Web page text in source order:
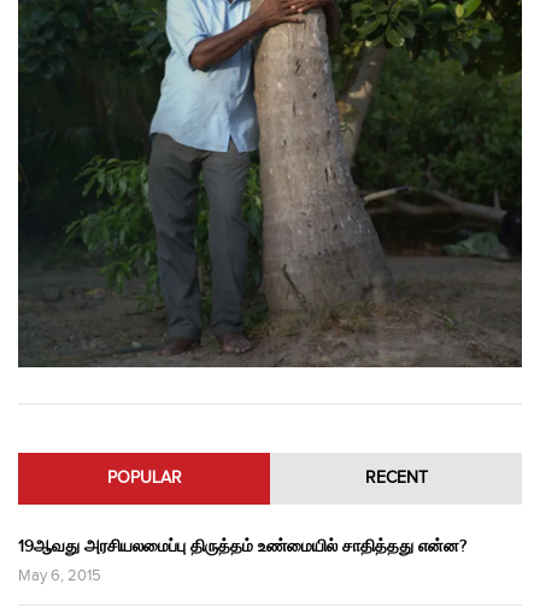
POPULAR RECENT
19ஆவது அரசியலமைப்பு திருத்தம் உண்மையில் சாதித்தது என்ன?
May 6, 2015